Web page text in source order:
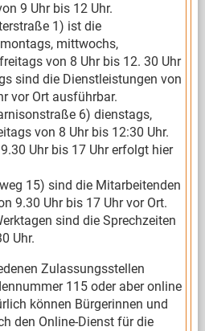
9 Uhr bis 12 Uhr.
1) ist die
mittwochs,
von 8 Uhr bis 12. 30 Uhr
sind die Dienstleistungen von
vor Ort ausführbar.
6) dienstags,
von 8 Uhr bis 12:30 Uhr.
Uhr bis 17 Uhr erfolgt hier
15) sind die Mitarbeitenden
9.30 Uhr bis 17 Uhr vor Ort.
sind die Sprechzeiten
Uhr.
Zulassungsstellen
115 oder aber online
können Bürgerinnen und
den Online-Dienst für die